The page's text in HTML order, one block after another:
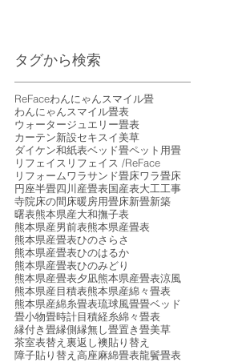
タグから検索
ReFaceわんにゃんスマイル畳
わんにゃんスマイル畳表
ウォータージュエリー畳表
カーテン新設セキスイ美草
ダイケン和紙表ベッド畳ペット用畳
リフェイス リフェイス /ReFace
リフォームワラサンド畳床ワラ畳床
円座半畳四川産畳表国産表大工工事
寺院床の間床暖房用畳床新畳新築
曙表熊本県産大和撫子表
熊本県産男前表熊本県産畳表
熊本県産畳表ひのさらさ
熊本県産畳表ひのはるか
熊本県産畳表ひのみどり
熊本県産畳表夕凪熊本県産畳表涼風
熊本県産目積表熊本県産綿々畳表
熊本県産綿糸畳表琉球風畳畳ベッド
畳小物畳時計目積経糸綿々畳表
縁付き畳縁側縁無し畳置き畳美草
茶室表替え 裏返し襖貼り替え
障子貼り替え 高座麻綿畳表龍鬢畳表